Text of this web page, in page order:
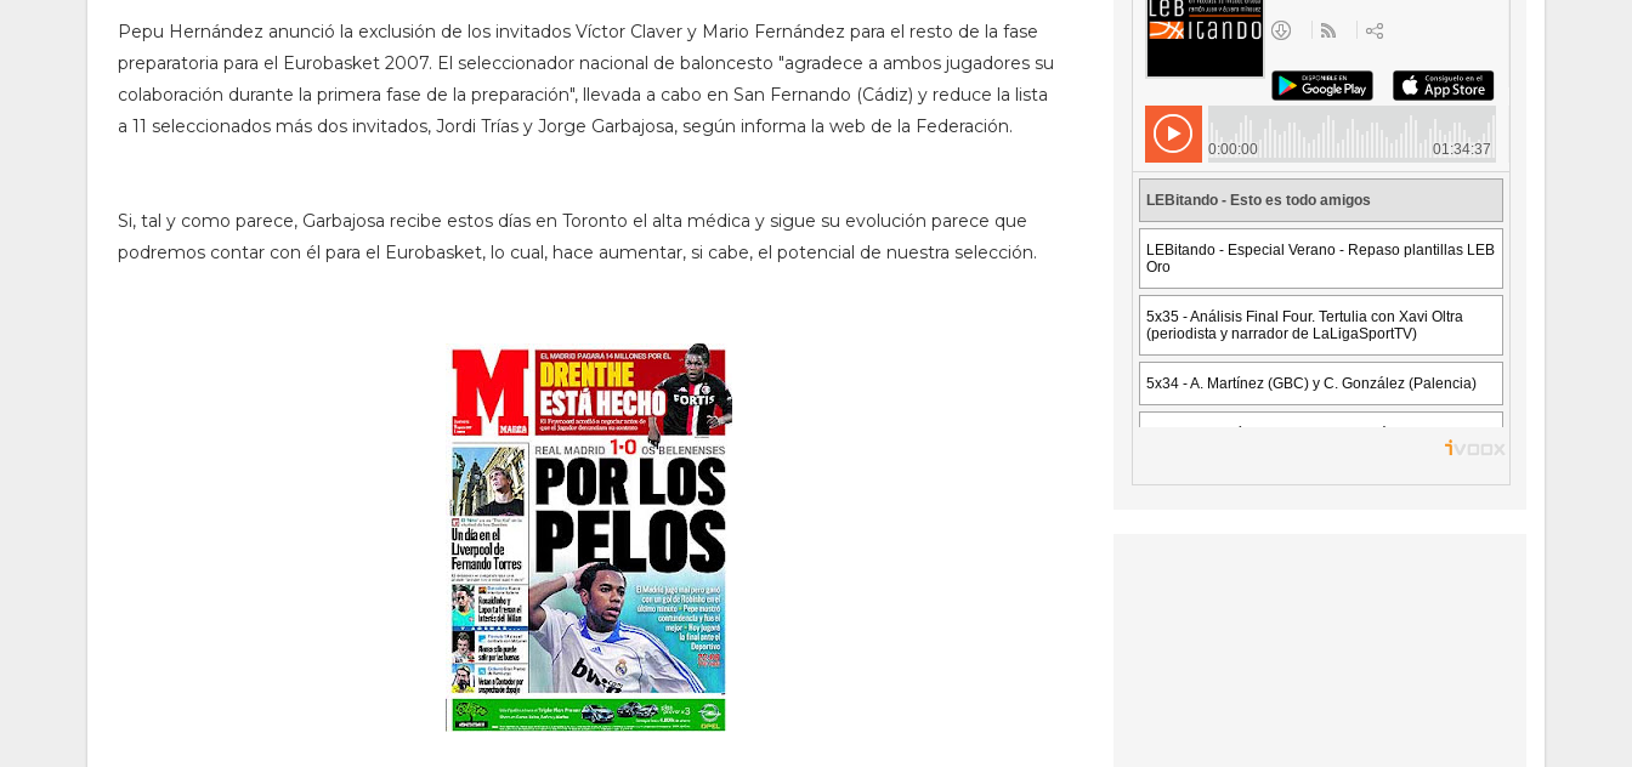
Pepu Hernández anunció la exclusión de los invitados Víctor Claver y Mario Fernández para el resto de la fase
preparatoria para el Eurobasket 2007. El seleccionador nacional de baloncesto "agradece a ambos jugadores su
colaboración durante la primera fase de la preparación", llevada a cabo en San Fernando (Cádiz) y reduce la lista
a 11 seleccionados más dos invitados, Jordi Trías y Jorge Garbajosa, según informa la web de la Federación.
Si, tal y como parece, Garbajosa recibe estos días en Toronto el alta médica y sigue su evolución parece que
podremos contar con él para el Eurobasket, lo cual, hace aumentar, si cabe, el potencial de nuestra selección.